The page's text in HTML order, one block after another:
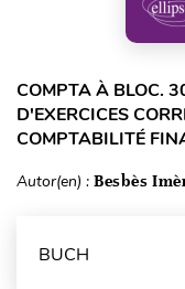
COMPTA À BLOC.
D'EXERCICES
COMPTABILITÉ
Autor(en) : Besbès
BUCH